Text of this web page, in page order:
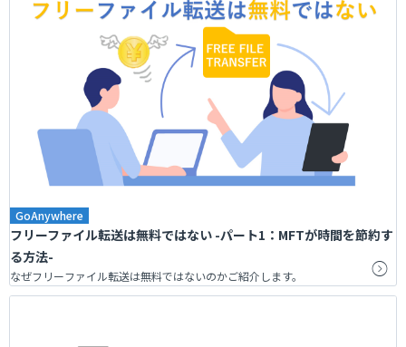
GoAnywhere
フリーファイル転送は無料ではない -パート1：MFTが時間を節約す
る方法-
なぜフリーファイル転送は無料ではないのかご紹介します。